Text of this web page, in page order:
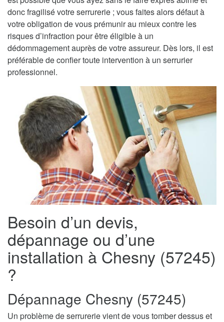
donc fragilisé votre serrurerie ; vous faites alors défaut à
votre obligation de vous prémunir au mieux contre les
risques d’infraction pour être éligible à un
dédommagement auprès de votre assureur. Dès lors, il est
préférable de confier toute intervention à un serrurier
professionnel.
Besoin d’un devis,
dépannage ou d’une
installation à Chesny (57245)
?
Dépannage Chesny (57245)
Un problème de serrurerie vient de vous tomber dessus et